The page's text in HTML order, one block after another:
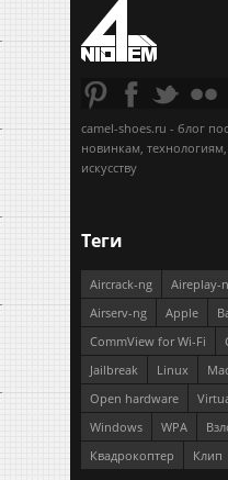
camel-shoes.ru - блог
новинкам,
искусству
Теги
Aircrack-ng Aireplay-
Airserv-ng
Apple
CommView for Wi-Fi
Jailbreak
Linux
Open hardware
Windows
WPA
Квадрокоптер
Клип